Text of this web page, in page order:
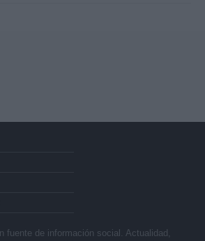
fuente de información social. Actualidad,